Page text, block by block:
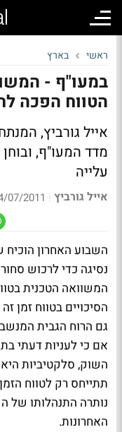
ראשי בארץ
במעו"ף -
הטווח הפכה
מדד המעו"ף,
עלייה
אייל גורביץ |
2011 08:09
השבוע האחרון הוכיח
נסיגה כדי לרכוש
המשוואה הטכנית
הסיכויים בטווח זמן
גם הרוח הגבית
אם כי לעניות דעתי
השוק, סלקטיביות
תתייחס רק לטווח
נותרה התנהלותו של
האחרונות.